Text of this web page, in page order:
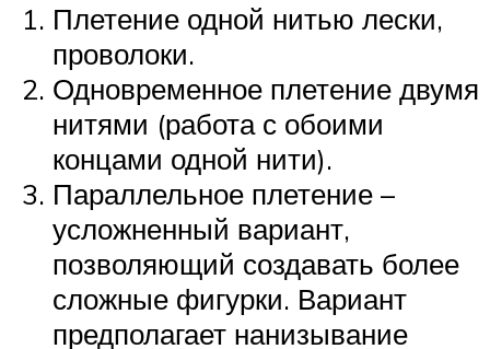
Плетение одной нитью лески,
проволоки.
Одновременное плетение двумя
нитями (работа с обоими
концами одной нити).
Параллельное плетение –
усложненный вариант,
позволяющий создавать более
сложные фигурки. Вариант
предполагает нанизывание